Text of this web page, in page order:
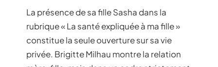
La présence de sa fille Sasha dans la
rubrique « La santé expliquée à ma fille »
constitue la seule ouverture sur sa vie
privée. Brigitte Milhau montre la relation